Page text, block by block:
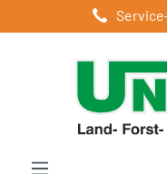
Zum Hauptinhalt springen